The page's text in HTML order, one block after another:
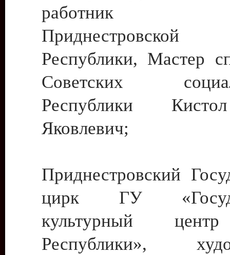
работник
Приднестровской
Республики, Мастер
Советских
Республики
Яковлевич;
Приднестровский
цирк ГУ
культурный
Республики»,